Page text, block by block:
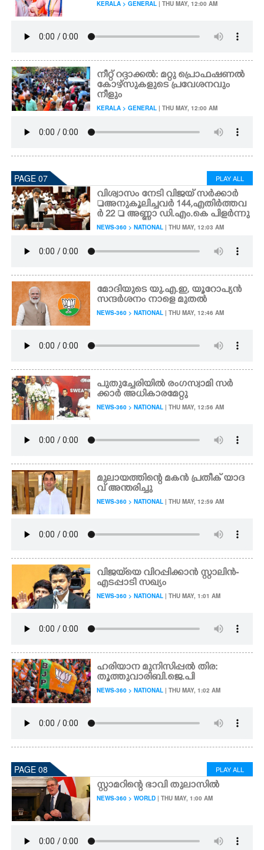
KERALA > GENERAL | THU MAY, 12:00 AM
നീറ്റ് റദ്ദാക്കൽ: മറ്റു പ്രൊഫഷണൽ
കോഴ്സുകളുടെ പ്രവേശനവും
നീളും
KERALA > GENERAL | THU MAY, 12:00 AM
PAGE 07 PLAY ALL
വിശ്വാസം നേടി വിജയ് സർക്കാർ
അനുകൂലിച്ചവർ 144,​ എതിർത്തവ
ർ 22  അണ്ണാ ഡി.എം.കെ പിളർന്നു
NEWS-360 > NATIONAL | THU MAY, 12:03 AM
മോദിയുടെ യു.എ.ഇ, യൂറോപ്യൻ
സന്ദർശനം നാളെ മുതൽ
NEWS-360 > NATIONAL | THU MAY, 12:46 AM
പുതുച്ചേരിയിൽ രംഗസ്വാമി സർ
ക്കാർ അധികാരമേറ്റു
NEWS-360 > NATIONAL | THU MAY, 12:56 AM
മുലായത്തിന്റെ മകൻ പ്രതീക് യാദ
വ് അന്തരിച്ചു
NEWS-360 > NATIONAL | THU MAY, 12:59 AM
വിജയ്‌യെ വിറപ്പിക്കാൻ സ്റ്റാലിൻ-
എടപ്പാടി സഖ്യം
NEWS-360 > NATIONAL | THU MAY, 1:01 AM
ഹരിയാന മുനിസിപ്പൽ തിര:
തൂത്തുവാരി ബി.ജെ.പി
NEWS-360 > NATIONAL | THU MAY, 1:02 AM
PAGE 08 PLAY ALL
സ്റ്റാമറിന്റെ ഭാവി തുലാസിൽ
NEWS-360 > WORLD | THU MAY, 1:00 AM